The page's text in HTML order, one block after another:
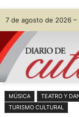
Saltar
al
contenido
Skip
to
content
7 de agosto de 2026 –
MÚSICA
TEATRO Y
TURISMO CULTURAL